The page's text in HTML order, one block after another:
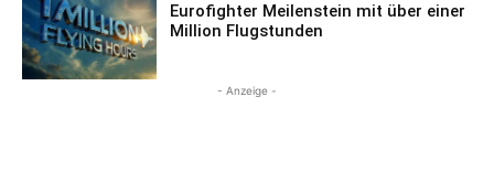
Eurofighter Meilenstein mit über einer
Million Flugstunden
- Anzeige -